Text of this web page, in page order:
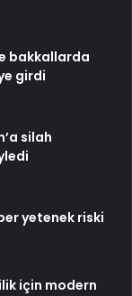
bakkallarda
girdi
silah
yetenek riski
için modern